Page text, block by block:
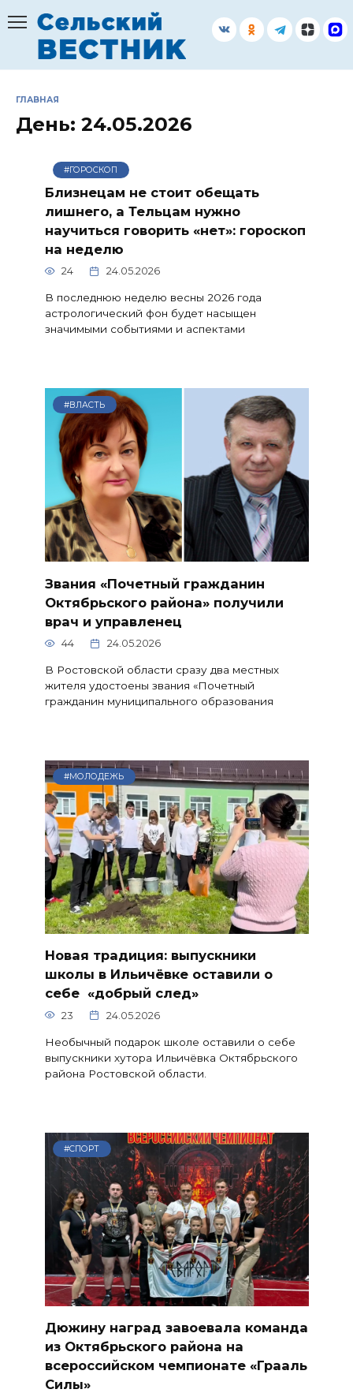
содержанию
ГЛАВНАЯ
День: 24.05.2026
#ГОРОСКОП
Близнецам не стоит обещать
лишнего, а Тельцам нужно
научиться говорить «нет»: гороскоп
на неделю
24 24.05.2026
В последнюю неделю весны 2026 года
астрологический фон будет насыщен
значимыми событиями и аспектами
#ВЛАСТЬ
Звания «Почетный гражданин
Октябрьского района» получили
врач и управленец
44 24.05.2026
В Ростовской области сразу два местных
жителя удостоены звания «Почетный
гражданин муниципального образования
#МОЛОДЕЖЬ
Новая традиция: выпускники
школы в Ильичёвке оставили о
себе «добрый след»
23 24.05.2026
Необычный подарок школе оставили о себе
выпускники хутора Ильичёвка Октябрьского
района Ростовской области.
#СПОРТ
Дюжину наград завоевала команда
из Октябрьского района на
всероссийском чемпионате «Грааль
Силы»